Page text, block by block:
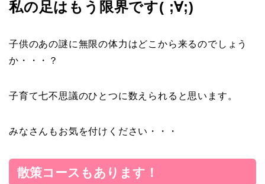
私の足はもう限界です( ;∀;)
子供のあの謎に無限の体力はどこから来るのでしょう
か・・・？
子育て七不思議のひとつに数えられると思います。
みなさんもお気を付けください・・・
散策コースもあります！